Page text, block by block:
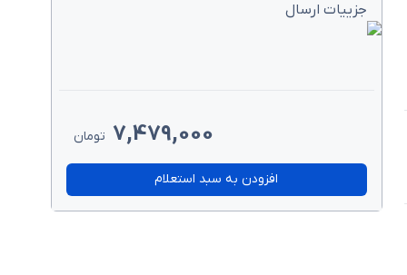
جزییات ارسال
7,479,000 تومان
افزودن به سبد استعلام